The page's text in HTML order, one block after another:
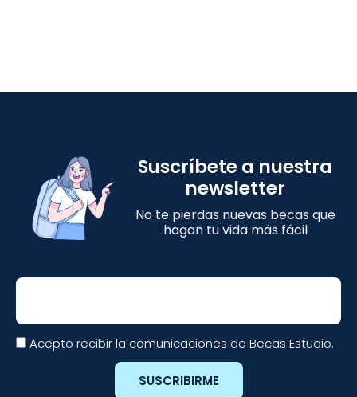
Suscríbete a nuestra
newsletter
No te pierdas nuevas becas que
hagan tu vida más fácil
Email
Acepto recibir la comunicaciones de Becas Estudio.
SUSCRIBIRME